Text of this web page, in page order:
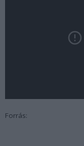
Forrás: